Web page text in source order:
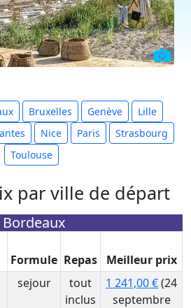
Bruxelles Genève
Lille
Nice Paris
Strasbourg
Toulouse
par ville de départ
Bordeaux
Formule Repas
Meilleur prix
sejour
tout
inclus
1 241,00 €(24
septembre